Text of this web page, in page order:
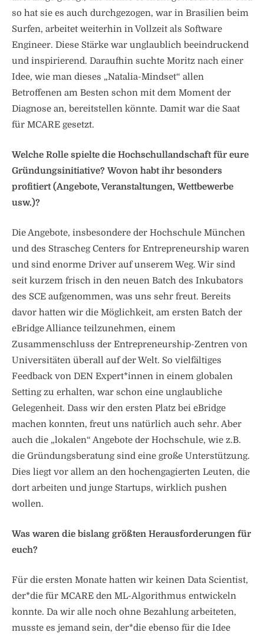
so hat sie es auch durchgezogen, war in Brasilien beim
Surfen, arbeitet weiterhin in Vollzeit als Software
Engineer. Diese Stärke war unglaublich beeindruckend
und inspirierend. Daraufhin suchte Moritz nach einer
Idee, wie man dieses „Natalia-Mindset“ allen
Betroffenen am Besten schon mit dem Moment der
Diagnose an, bereitstellen könnte. Damit war die Saat
für MCARE gesetzt.
Welche Rolle spielte die Hochschullandschaft für eure
Gründungsinitiative? Wovon habt ihr besonders
profitiert (Angebote, Veranstaltungen, Wettbewerbe
usw.)?
Die Angebote, insbesondere der Hochschule München
und des Strascheg Centers for Entrepreneurship waren
und sind enorme Driver auf unserem Weg. Wir sind
seit kurzem frisch in den neuen Batch des Inkubators
des SCE aufgenommen, was uns sehr freut. Bereits
davor hatten wir die Möglichkeit, am ersten Batch der
eBridge Alliance teilzunehmen, einem
Zusammenschluss der Entrepreneurship-Zentren von
Universitäten überall auf der Welt. So vielfältiges
Feedback von DEN Expert*innen in einem globalen
Setting zu erhalten, war schon eine unglaubliche
Gelegenheit. Dass wir den ersten Platz bei eBridge
machen konnten, freut uns natürlich auch sehr. Aber
auch die „lokalen“ Angebote der Hochschule, wie z.B.
die Gründungsberatung sind eine große Unterstützung.
Dies liegt vor allem an den hochengagierten Leuten, die
dort arbeiten und junge Startups, wirklich pushen
wollen.
Was waren die bislang größten Herausforderungen für
euch?
Für die ersten Monate hatten wir keinen Data Scientist,
der*die für MCARE den ML-Algorithmus entwickeln
konnte. Da wir alle noch ohne Bezahlung arbeiteten,
musste es jemand sein, der*die ebenso für die Idee